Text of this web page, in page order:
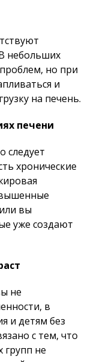
небольших
но при
и
на печень.
печени
следует
хронические
вы
уже создают
не
в
и детям без
с тем, что
групп не